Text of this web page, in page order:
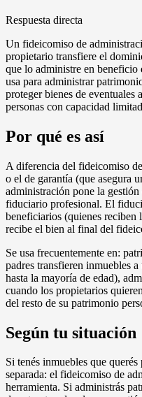
Respuesta directa
Un fideicomiso de
propietario transfiere el
que lo administre en beneficio
usa para administrar
proteger bienes de eventuales
personas con capacidad
Por qué es así
A diferencia del fideicomiso
o el de garantía (que asegura
administración pone la
fiduciario profesional. El
beneficiarios (quienes
recibe el bien al final del
Se usa frecuentemente en:
padres transfieren inmuebles
hasta la mayoría de edad),
cuando los propietarios
del resto de su patrimonio
Según tu situación
Si tenés inmuebles que
separada: el fideicomiso de
herramienta. Si administrás